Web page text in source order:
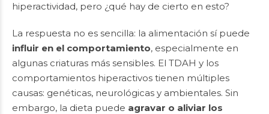
hiperactividad, pero ¿qué hay de cierto en esto?
La respuesta no es sencilla: la alimentación sí puede
influir en el comportamiento, especialmente en
algunas criaturas más sensibles. El TDAH y los
comportamientos hiperactivos tienen múltiples
causas: genéticas, neurológicas y ambientales. Sin
embargo, la dieta puede agravar o aliviar los